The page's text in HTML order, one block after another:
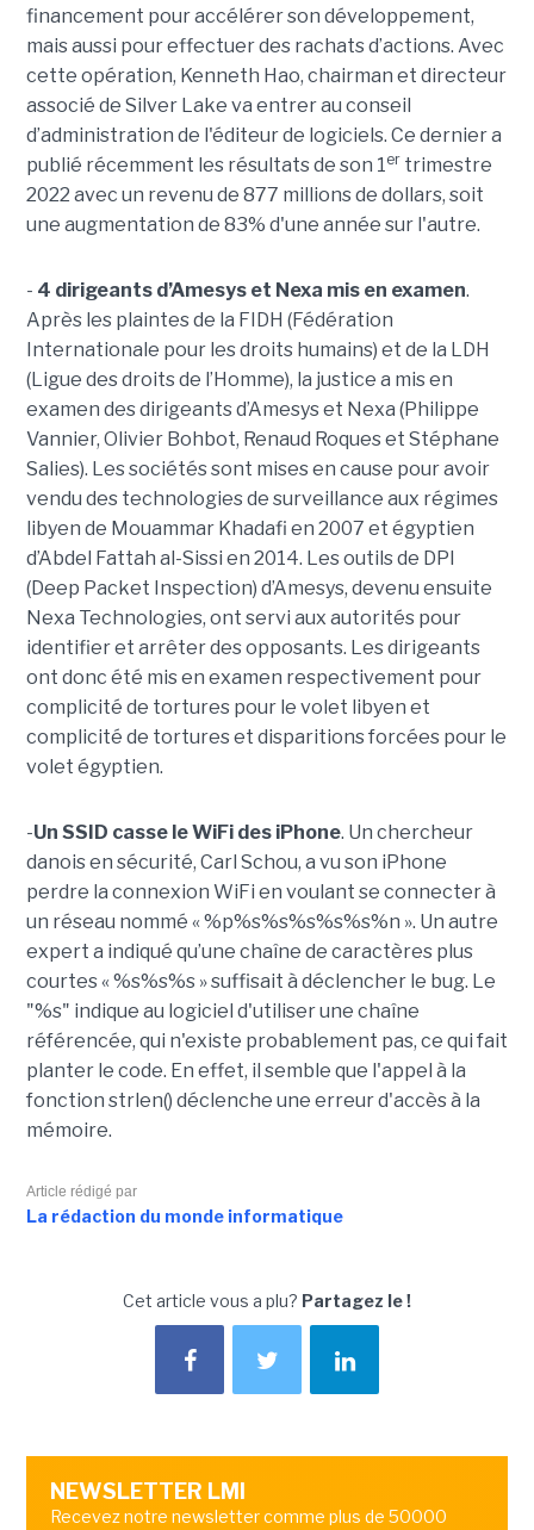
financement pour accélérer son développement,
mais aussi pour effectuer des rachats d’actions. Avec
cette opération, Kenneth Hao, chairman et directeur
associé de Silver Lake va entrer au conseil
d’administration de l'éditeur de logiciels. Ce dernier a
publié récemment les résultats de son 1er trimestre
2022 avec un revenu de 877 millions de dollars, soit
une augmentation de 83% d'une année sur l'autre.
- 4 dirigeants d’Amesys et Nexa mis en examen.
Après les plaintes de la FIDH (Fédération
Internationale pour les droits humains) et de la LDH
(Ligue des droits de l’Homme), la justice a mis en
examen des dirigeants d’Amesys et Nexa (Philippe
Vannier, Olivier Bohbot, Renaud Roques et Stéphane
Salies). Les sociétés sont mises en cause pour avoir
vendu des technologies de surveillance aux régimes
libyen de Mouammar Khadafi en 2007 et égyptien
d’Abdel Fattah al-Sissi en 2014. Les outils de DPI
(Deep Packet Inspection) d’Amesys, devenu ensuite
Nexa Technologies, ont servi aux autorités pour
identifier et arrêter des opposants. Les dirigeants
ont donc été mis en examen respectivement pour
complicité de tortures pour le volet libyen et
complicité de tortures et disparitions forcées pour le
volet égyptien.
-Un SSID casse le WiFi des iPhone. Un chercheur
danois en sécurité, Carl Schou, a vu son iPhone
perdre la connexion WiFi en voulant se connecter à
un réseau nommé « %p%s%s%s%s%s%n ». Un autre
expert a indiqué qu’une chaîne de caractères plus
courtes « %s%s%s » suffisait à déclencher le bug. Le
"%s" indique au logiciel d'utiliser une chaîne
référencée, qui n'existe probablement pas, ce qui fait
planter le code. En effet, il semble que l'appel à la
fonction strlen() déclenche une erreur d'accès à la
mémoire.
Article rédigé par
La rédaction du monde informatique
Cet article vous a plu? Partagez le !
NEWSLETTER LMI
Recevez notre newsletter comme plus de 50000